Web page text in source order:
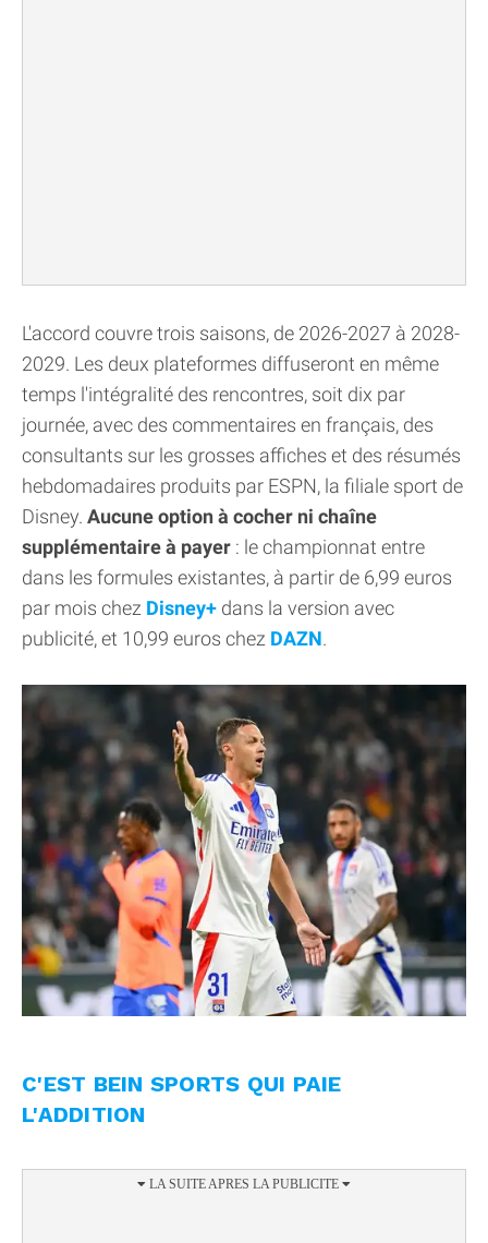
L'accord couvre trois saisons, de 2026-2027 à 2028-
2029. Les deux plateformes diffuseront en même
temps l'intégralité des rencontres, soit dix par
journée, avec des commentaires en français, des
consultants sur les grosses affiches et des résumés
hebdomadaires produits par ESPN, la filiale sport de
Disney. Aucune option à cocher ni chaîne
supplémentaire à payer : le championnat entre
dans les formules existantes, à partir de 6,99 euros
par mois chez Disney+ dans la version avec
publicité, et 10,99 euros chez DAZN.
C'EST BEIN SPORTS QUI PAIE
L'ADDITION